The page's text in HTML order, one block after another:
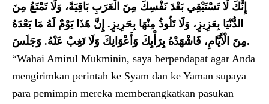
إِنَّكَ لَا تَسْتَبْقِي بَعْدَ نَفْسِكَ مِنَ الْعَرَبِ بَاقِيَةً، وَلَا تَمْتَعُ مِنَ
الدُّنْيَا بِعَزِيزٍ، وَلَا تَلُوذُ مِنْهَا بِحَرِيزٍ. إِنَّ هَذَا يَوْمٌ لَهُ مَا بَعْدَهُ
مِنَ الْأَيَّامِ، فَاشْهَدْهُ بِرَأْيِكَ وَأَعْوَانِكَ وَلَا تَغِبْ عَنْهُ. وَجَلَسَ.
“Wahai Amirul Mukminin, saya berpendapat agar Anda
mengirimkan perintah ke Syam dan ke Yaman supaya
para pemimpin mereka memberangkatkan pasukan